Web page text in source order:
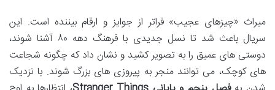
میراث «چیزهای عجیب» فراتر از جوایز و ارقام بیننده است. این
سریال باعث شد تا نسل جدیدی با فرهنگ دهه ۸۰ آشنا شوند،
دوستی های عمیق را به تصویر کشید و نشان داد که چگونه شجاعت
های کوچک، می توانند منجر به پیروزی های بزرگ شوند. با نزدیک